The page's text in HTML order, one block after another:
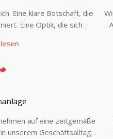
Eine klare Botschaft, die
Eine Optik, die sich
die neugierig macht.
auf eine zeitgemäße
unserem Geschäftsalltag